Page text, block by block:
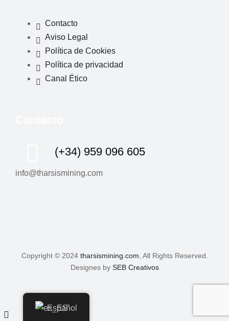
Contacto
Aviso Legal
Política de Cookies
Política de privacidad
Canal Ético
(+34) 959 096 605
info@tharsismining.com
Copyright © 2024 tharsismining.com, All Rights Reserved.
Designes by SEB Creativos
Español